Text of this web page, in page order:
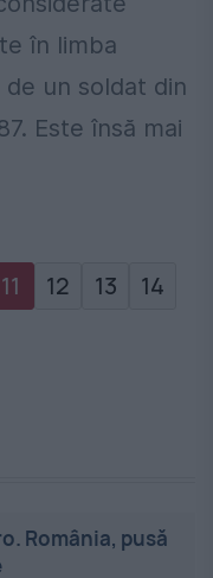
în limba
un soldat din
Este însă mai
11 12 13
14
România, pusă